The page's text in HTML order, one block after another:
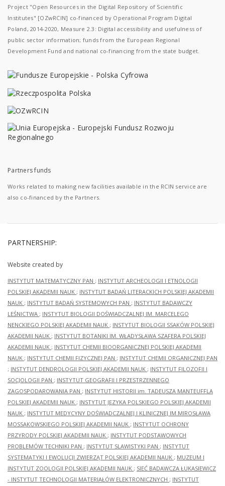
Project "Open Resources in the Digital Repository of Scientific
Institutes" [OZwRCIN] co-financed by Operational Program Digital
Poland, 2014-2020, Measure 2.3: Digital accessibility and usefulness of
public sector information; funds from the European Regional
Development Fund and national co-financing from the state budget.
Partners funds
Works related to making new facilities available in the RCIN service are
also co-financed by the Partners.
PARTNERSHIP:
Website created by
INSTYTUT MATEMATYCZNY PAN ; INSTYTUT ARCHEOLOGII I ETNOLOGII
POLSKIEJ AKADEMII NAUK ; INSTYTUT BADAŃ LITERACKICH POLSKIEJ AKADEMII
NAUK ; INSTYTUT BADAŃ SYSTEMOWYCH PAN ; INSTYTUT BADAWCZY
LEŚNICTWA ; INSTYTUT BIOLOGII DOŚWIADCZALNEJ IM. MARCELEGO
NENCKIEGO POLSKIEJ AKADEMII NAUK ; INSTYTUT BIOLOGII SSAKÓW POLSKIEJ
AKADEMII NAUK ; INSTYTUT BOTANIKI IM. WŁADYSŁAWA SZAFERA POLSKIEJ
AKADEMII NAUK ; INSTYTUT CHEMII BIOORGANICZNEJ POLSKIEJ AKADEMII
NAUK ; INSTYTUT CHEMII FIZYCZNEJ PAN ; INSTYTUT CHEMII ORGANICZNEJ PAN
; INSTYTUT DENDROLOGII POLSKIEJ AKADEMII NAUK ; INSTYTUT FILOZOFII I
SOCJOLOGII PAN ; INSTYTUT GEOGRAFII I PRZESTRZENNEGO
ZAGOSPODAROWANIA PAN ; INSTYTUT HISTORII im. TADEUSZA MANTEUFFLA
POLSKIEJ AKADEMII NAUK ; INSTYTUT JĘZYKA POLSKIEGO POLSKIEJ AKADEMII
NAUK ; INSTYTUT MEDYCYNY DOŚWIADCZALNEJ I KLINICZNEJ IM.MIROSŁAWA
MOSSAKOWSKIEGO POLSKIEJ AKADEMII NAUK ; INSTYTUT OCHRONY
PRZYRODY POLSKIEJ AKADEMII NAUK ; INSTYTUT PODSTAWOWYCH
PROBLEMÓW TECHNIKI PAN ; INSTYTUT SLAWISTYKI PAN ; INSTYTUT
SYSTEMATYKI I EWOLUCJI ZWIERZĄT POLSKIEJ AKADEMII NAUK ; MUZEUM I
INSTYTUT ZOOLOGII POLSKIEJ AKADEMII NAUK ; SIEĆ BADAWCZA ŁUKASIEWICZ
- INSTYTUT TECHNOLOGII MATERIAŁÓW ELEKTRONICZNYCH ; INSTYTUT